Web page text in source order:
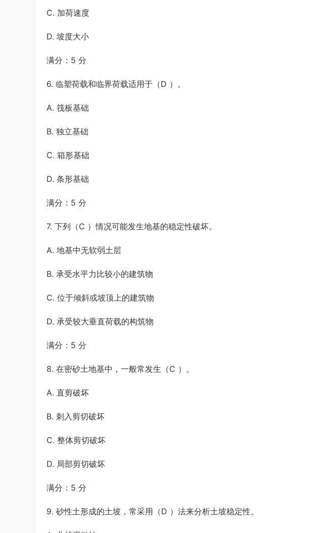
C. 加荷速度
D. 坡度大小
满分：5 分
6. 临塑荷载和临界荷载适用于（D ）。
A. 筏板基础
B. 独立基础
C. 箱形基础
D. 条形基础
满分：5 分
7. 下列（C ）情况可能发生地基的稳定性破坏。
A. 地基中无软弱土层
B. 承受水平力比较小的建筑物
C. 位于倾斜或坡顶上的建筑物
D. 承受较大垂直荷载的构筑物
满分：5 分
8. 在密砂土地基中，一般常发生（C ）。
A. 直剪破坏
B. 刺入剪切破坏
C. 整体剪切破坏
D. 局部剪切破坏
满分：5 分
9. 砂性土形成的土坡，常采用（D ）法来分析土坡稳定性。